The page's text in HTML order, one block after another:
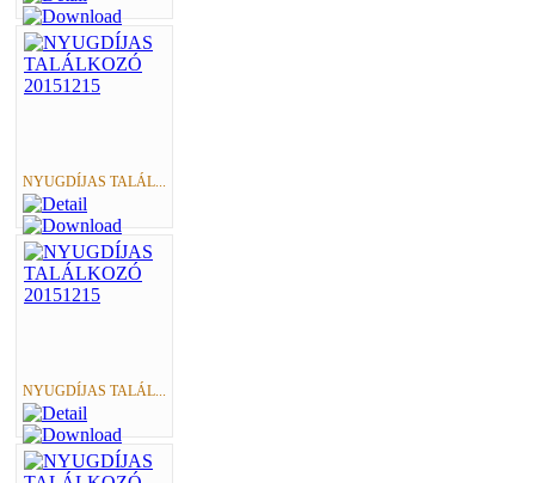
NYUGDÍJAS TALÁL...
NYUGDÍJAS TALÁL...